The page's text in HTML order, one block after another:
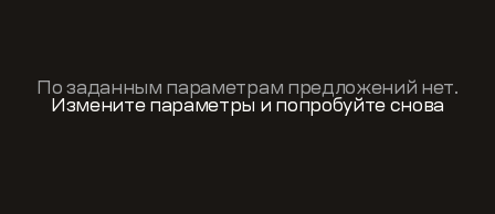
По заданным параметрам предложений нет.
Измените параметры и попробуйте снова